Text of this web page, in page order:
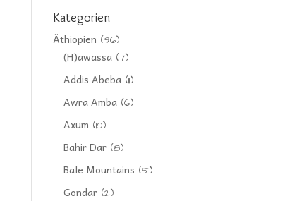
Kategorien
Äthiopien (96)
(H)awassa (7)
Addis Abeba (11)
Awra Amba (6)
Axum (10)
Bahir Dar (8)
Bale Mountains (5)
Gondar (2)